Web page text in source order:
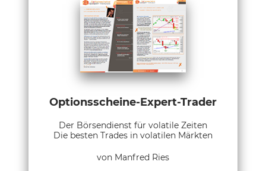
Optionsscheine-Expert-Trader
Der Börsendienst für volatile Zeiten
Die besten Trades in volatilen Märkten
von Manfred Ries